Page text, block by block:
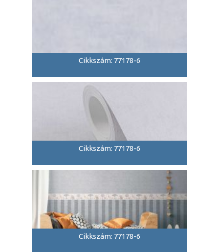
Cikkszám: 77178-6
Cikkszám: 77178-6
Cikkszám: 77178-6